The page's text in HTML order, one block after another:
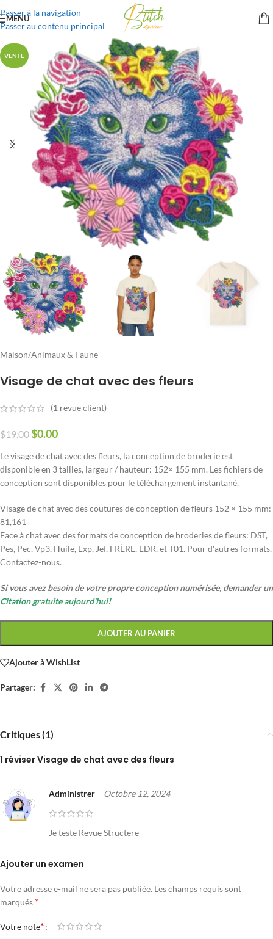
Passer à la navigation
Passer au contenu principal
MENU
VENTE
Maison/Animaux & Faune
Visage de chat avec des fleurs
(1 revue client)
$19.00$0.00
Le visage de chat avec des fleurs, la conception de broderie est
disponible en 3 tailles, largeur / hauteur: 152× 155 mm. Les fichiers de
conception sont disponibles pour le téléchargement instantané.
Visage de chat avec des coutures de conception de fleurs 152 × 155 mm:
81,161
Face à chat avec des formats de conception de broderies de fleurs: DST,
Pes, Pec, Vp3, Huile, Exp, Jef, FRÈRE, EDR, et T01. Pour d'autres formats,
Contactez-nous.
Si vous avez besoin de votre propre conception numérisée, demander un
Citation gratuite aujourd'hui!
AJOUTER AU PANIER
Ajouter à WishList
Partager:
Critiques (1)
1 réviserVisage de chat avec des fleurs
Administrer – Octobre 12, 2024
Je teste Revue Structere
Ajouter un examen
Votre adresse e-mail ne sera pas publiée. Les champs requis sont
marqués *
Votre note*